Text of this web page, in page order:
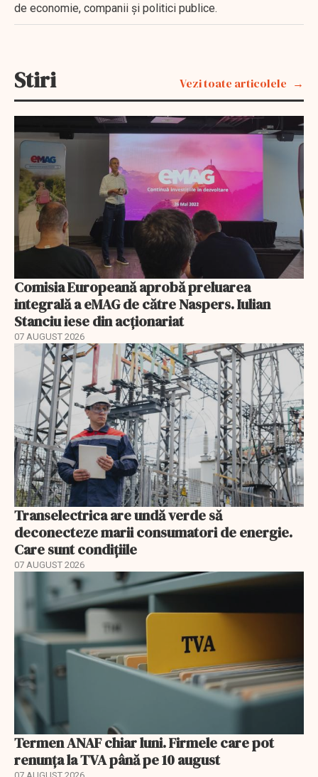
de economie, companii și politici publice.
Stiri Vezi toate articolele
Comisia Europeană aprobă preluarea
integrală a eMAG de către Naspers. Iulian
Stanciu iese din acționariat
07 AUGUST 2026
Transelectrica are undă verde să
deconecteze marii consumatori de energie.
Care sunt condițiile
07 AUGUST 2026
Termen ANAF chiar luni. Firmele care pot
renunța la TVA până pe 10 august